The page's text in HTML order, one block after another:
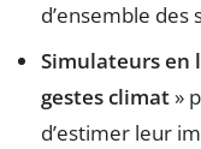
d’ensemble des
Simulateurs en
gestes climat»
d’estimer leur